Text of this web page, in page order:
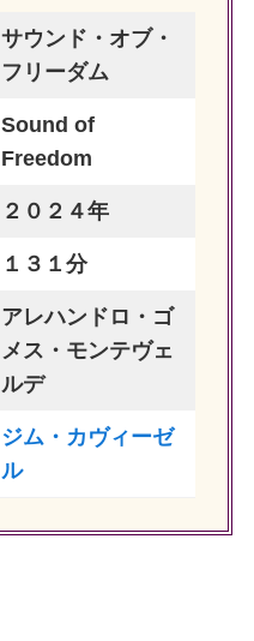
サウンド・オブ・
フリーダム
Sound of
Freedom
２０２４年
１３１分
アレハンドロ・ゴ
メス・モンテヴェ
ルデ
ジム・カヴィーゼ
ル